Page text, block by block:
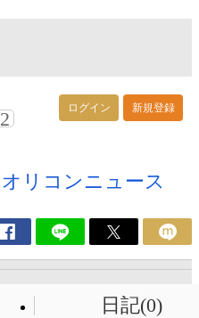
ログイン 新規登録
2
オリコンニュース
日記(0)